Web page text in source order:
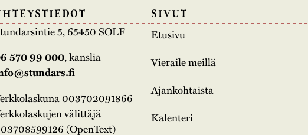
5, 65450 SOLF
570 99 000, kanslia
003702091866
välittäjä
(OpenText)
SIVUT
Etusivu
Vieraile meillä
Ajankohtaista
Kalenteri